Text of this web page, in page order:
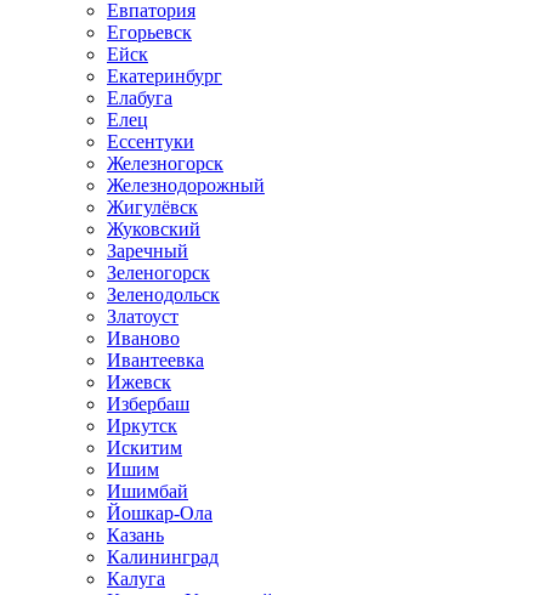
Евпатория
Егорьевск
Ейск
Екатеринбург
Елабуга
Елец
Ессентуки
Железногорск
Железнодорожный
Жигулёвск
Жуковский
Заречный
Зеленогорск
Зеленодольск
Златоуст
Иваново
Ивантеевка
Ижевск
Избербаш
Иркутск
Искитим
Ишим
Ишимбай
Йошкар-Ола
Казань
Калининград
Калуга